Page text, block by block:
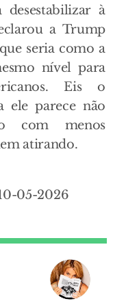
à
a Trump
seria como a
nível para
Eis o
ele parece não
com menos
atirando.
05-2026